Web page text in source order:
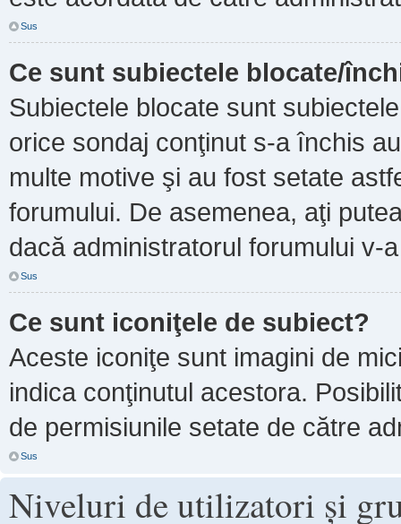
Sus
Ce sunt subiectele blocate/
Subiectele blocate sunt
orice sondaj conţinut s-a închis
multe motive şi au fost setate
forumului. De asemenea, aţi
dacă administratorul forumului v-
Sus
Ce sunt iconiţele de subiect?
Aceste iconiţe sunt imagini de
indica conţinutul acestora.
de permisiunile setate de către
Sus
Niveluri de utilizatori şi